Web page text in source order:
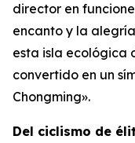
director en
encanto y la
esta isla ecológica
convertido en un
Chongming».
Del ciclismo de